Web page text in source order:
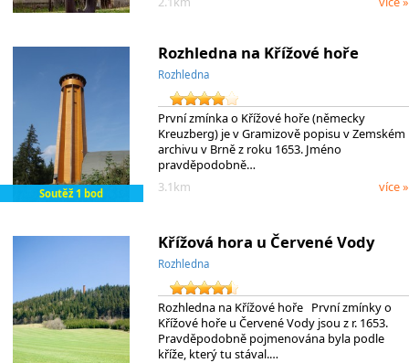
Soutěž 1 bod
Rozhledna na Křížové hoře
Rozhledna
První zmínka o Křížové hoře (německy
Kreuzberg) je v Gramizově popisu v Zemském
archivu v Brně z roku 1653. Jméno
pravděpodobně…
3.1km
více »
Křížová hora u Červené Vody
Rozhledna
Rozhledna na Křížové hoře První zmínky o
Křížové hoře u Červené Vody jsou z r. 1653.
Pravděpodobně pojmenována byla podle
kříže, který tu stával.…